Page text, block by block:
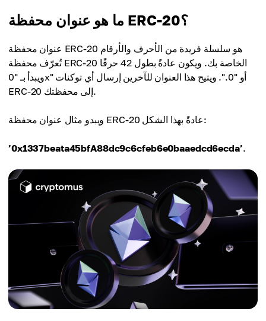
ما هو عنوان محفظة ERC-20؟
عنوان محفظة ERC-20 هو سلسلة فريدة من الأحرف والأرقام
تُعرّف محفظة ERC-20 الخاصة بك. ويكون عادةً بطول 42 حرفًا
ويبدأ بـ "0x" أو "0.". ويتيح هذا العنوان للآخرين إرسال أي توكنات
ERC-20 إلى محفظتك.
ويبدو مثال عنوان محفظة ERC-20 عادةً بهذا الشكل:
’0x1337beata45bfA88dc9c6cfeb6e0baaedcd6ecda’.